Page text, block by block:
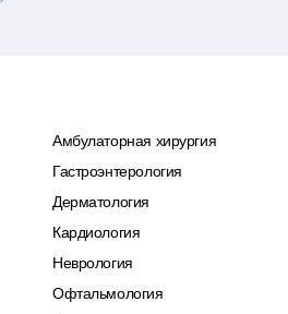
Амбулаторная хирургия
Гастроэнтерология
Дерматология
Кардиология
Неврология
Офтальмология